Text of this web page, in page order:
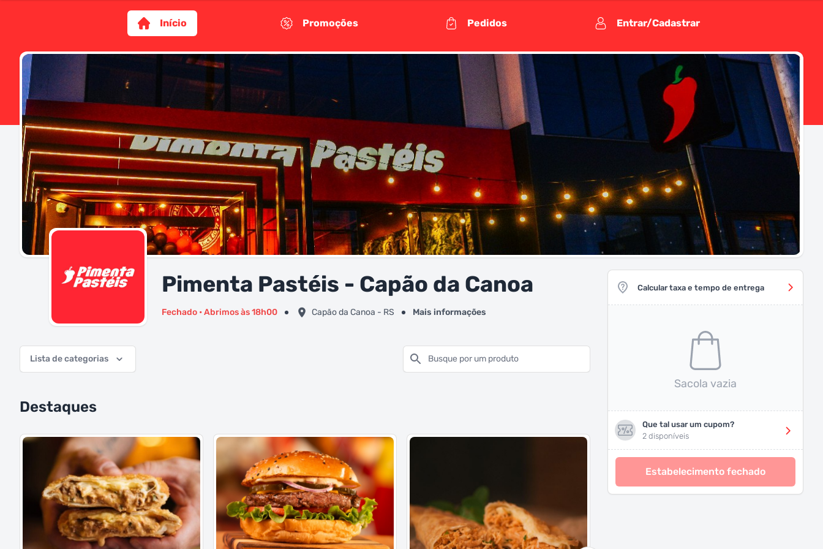
Início Promoções Pedidos Entrar/Cadastrar
Pimenta Pastéis - Capão da Canoa
Fechado • Abrimos às 18h00 Capão da Canoa - RS Mais informações
Lista de categorias Busque por um produto
Destaques
Calcular taxa e tempo de entrega
Sacola vazia
Que tal usar um cupom?
2 disponíveis
Estabelecimento fechado